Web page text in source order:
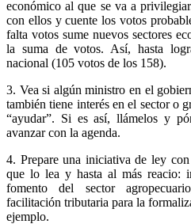
económico al que se va a
con ellos y cuente los votos
falta votos sume nuevos sectores
la suma de votos. Así, hasta
nacional (105 votos de los 158).
3. Vea si algún ministro en el
también tiene interés en el sector o
“ayudar”. Si es así, llámelos y
avanzar con la agenda.
4. Prepare una iniciativa de ley
que lo lea y hasta al más reacio:
fomento del sector
facilitación tributaria para la
ejemplo.